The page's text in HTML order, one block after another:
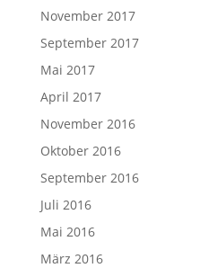
November 2017
September 2017
Mai 2017
April 2017
November 2016
Oktober 2016
September 2016
Juli 2016
Mai 2016
März 2016